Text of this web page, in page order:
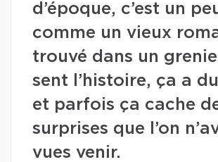
d’époque, c’est un
comme un vieux
trouvé dans un
sent l’histoire, ça a
et parfois ça cache
surprises que l’on
vues venir.